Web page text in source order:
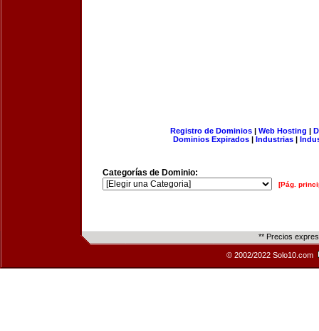
Registro de Dominios| Web Hosting |
Dominios Expirados | Industrias |
Categorías de Dominio:
[Pág.
** Precios
© 2002/2022 Solo10.com